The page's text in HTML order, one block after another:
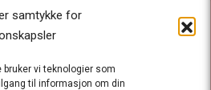
samtykke for
bruker vi teknologier som
til informasjon om din
klimaaksjon